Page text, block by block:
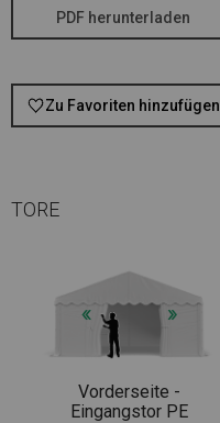
PDF herunterladen
Zu Favoriten hinzufügen
TORE
Vorderseite -
Eingangstor PE